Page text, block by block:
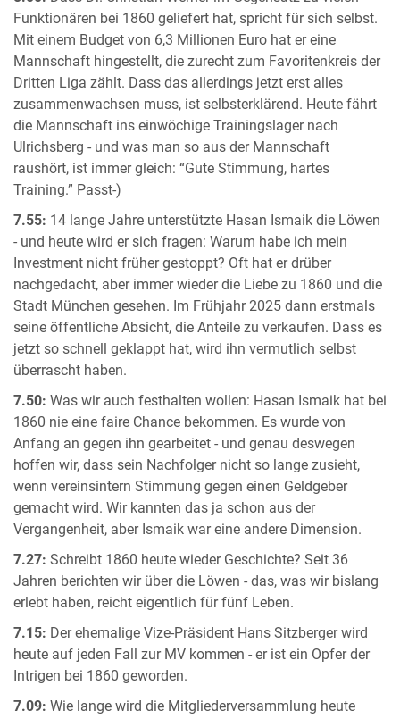
Funktionären bei 1860 geliefert hat, spricht für sich selbst.
Mit einem Budget von 6,3 Millionen Euro hat er eine
Mannschaft hingestellt, die zurecht zum Favoritenkreis der
Dritten Liga zählt. Dass das allerdings jetzt erst alles
zusammenwachsen muss, ist selbsterklärend. Heute fährt
die Mannschaft ins einwöchige Trainingslager nach
Ulrichsberg - und was man so aus der Mannschaft
raushört, ist immer gleich: “Gute Stimmung, hartes
Training.” Passt-)
7.55: 14 lange Jahre unterstützte Hasan Ismaik die Löwen
- und heute wird er sich fragen: Warum habe ich mein
Investment nicht früher gestoppt? Oft hat er drüber
nachgedacht, aber immer wieder die Liebe zu 1860 und die
Stadt München gesehen. Im Frühjahr 2025 dann erstmals
seine öffentliche Absicht, die Anteile zu verkaufen. Dass es
jetzt so schnell geklappt hat, wird ihn vermutlich selbst
überrascht haben.
7.50: Was wir auch festhalten wollen: Hasan Ismaik hat bei
1860 nie eine faire Chance bekommen. Es wurde von
Anfang an gegen ihn gearbeitet - und genau deswegen
hoffen wir, dass sein Nachfolger nicht so lange zusieht,
wenn vereinsintern Stimmung gegen einen Geldgeber
gemacht wird. Wir kannten das ja schon aus der
Vergangenheit, aber Ismaik war eine andere Dimension.
7.27: Schreibt 1860 heute wieder Geschichte? Seit 36
Jahren berichten wir über die Löwen - das, was wir bislang
erlebt haben, reicht eigentlich für fünf Leben.
7.15: Der ehemalige Vize-Präsident Hans Sitzberger wird
heute auf jeden Fall zur MV kommen - er ist ein Opfer der
Intrigen bei 1860 geworden.
7.09: Wie lange wird die Mitgliederversammlung heute